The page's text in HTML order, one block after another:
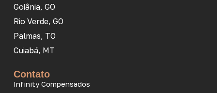
Goiânia, GO
Rio Verde, GO
Palmas, TO
Cuiabá, MT
Contato
Infinity Compensados